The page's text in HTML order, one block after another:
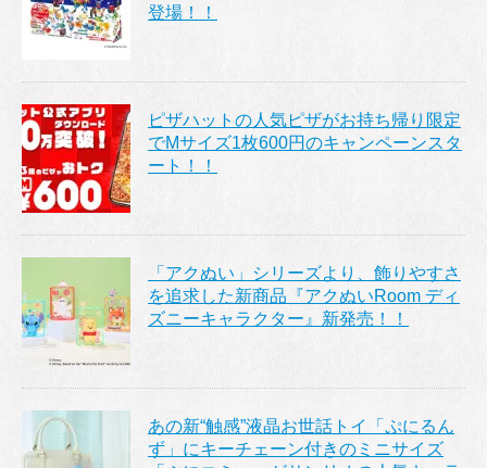
登場！！
ピザハットの人気ピザがお持ち帰り限定
でMサイズ1枚600円のキャンペーンスタ
ート！！
「アクぬい」シリーズより、飾りやすさ
を追求した新商品『アクぬいRoom ディ
ズニーキャラクター』新発売！！
あの新“触感”液晶お世話トイ「ぷにるん
ず」にキーチェーン付きのミニサイズ